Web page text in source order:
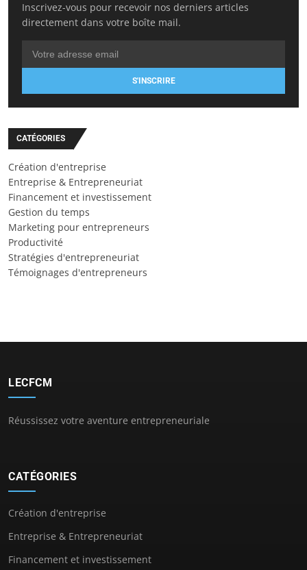
Inscrivez-vous pour recevoir nos derniers articles
directement dans votre boîte mail.
S'INSCRIRE
CATÉGORIES
Création d'entreprise
Entreprise & Entrepreneuriat
Financement et investissement
Gestion du temps
Marketing pour entrepreneurs
Productivité
Stratégies d'entrepreneuriat
Témoignages d'entrepreneurs
LECFCM
Réussissez votre aventure entrepreneuriale
CATÉGORIES
Création d'entreprise
Entreprise & Entrepreneuriat
Financement et investissement